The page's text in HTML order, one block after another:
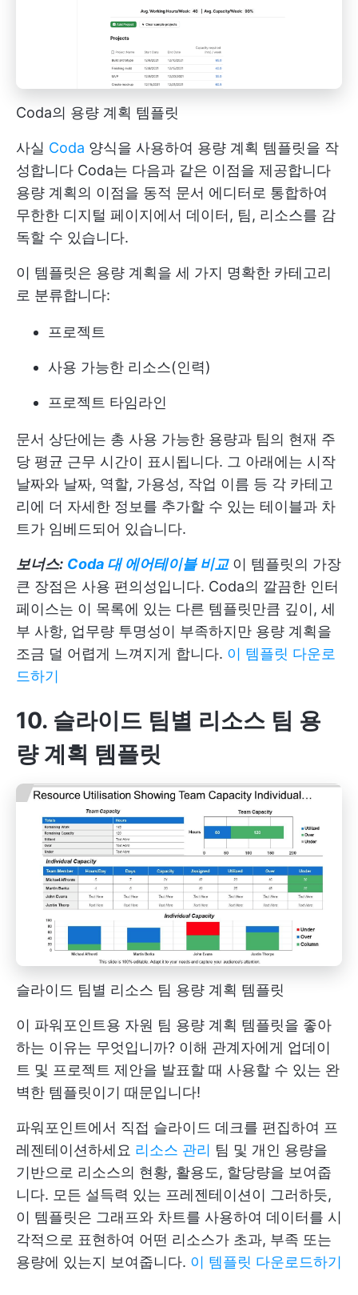
Coda의 용량 계획 템플릿
사실 Coda 양식을 사용하여 용량 계획 템플릿을 작
성합니다 Coda는 다음과 같은 이점을 제공합니다
용량 계획의 이점을 동적 문서 에디터로 통합하여
무한한 디지털 페이지에서 데이터, 팀, 리소스를 감
독할 수 있습니다.
이 템플릿은 용량 계획을 세 가지 명확한 카테고리
로 분류합니다:
프로젝트
사용 가능한 리소스(인력)
프로젝트 타임라인
문서 상단에는 총 사용 가능한 용량과 팀의 현재 주
당 평균 근무 시간이 표시됩니다. 그 아래에는 시작
날짜와 날짜, 역할, 가용성, 작업 이름 등 각 카테고
리에 더 자세한 정보를 추가할 수 있는 테이블과 차
트가 임베드되어 있습니다.
보너스: Coda 대 에어테이블 비교이 템플릿의 가장
큰 장점은 사용 편의성입니다. Coda의 깔끔한 인터
페이스는 이 목록에 있는 다른 템플릿만큼 깊이, 세
부 사항, 업무량 투명성이 부족하지만 용량 계획을
조금 덜 어렵게 느껴지게 합니다. 이 템플릿 다운로
드하기
10. 슬라이드 팀별 리소스 팀 용
량 계획 템플릿
슬라이드 팀별 리소스 팀 용량 계획 템플릿
이 파워포인트용 자원 팀 용량 계획 템플릿을 좋아
하는 이유는 무엇입니까? 이해 관계자에게 업데이
트 및 프로젝트 제안을 발표할 때 사용할 수 있는 완
벽한 템플릿이기 때문입니다!
파워포인트에서 직접 슬라이드 데크를 편집하여 프
레젠테이션하세요 리소스 관리 팀 및 개인 용량을
기반으로 리소스의 현황, 활용도, 할당량을 보여줍
니다. 모든 설득력 있는 프레젠테이션이 그러하듯,
이 템플릿은 그래프와 차트를 사용하여 데이터를 시
각적으로 표현하여 어떤 리소스가 초과, 부족 또는
용량에 있는지 보여줍니다. 이 템플릿 다운로드하기